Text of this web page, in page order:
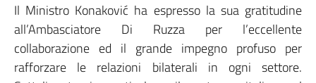
Il Ministro Konaković ha espresso la sua gratitudine
all’Ambasciatore Di Ruzza per l’eccellente
collaborazione ed il grande impegno profuso per
rafforzare le relazioni bilaterali in ogni settore.